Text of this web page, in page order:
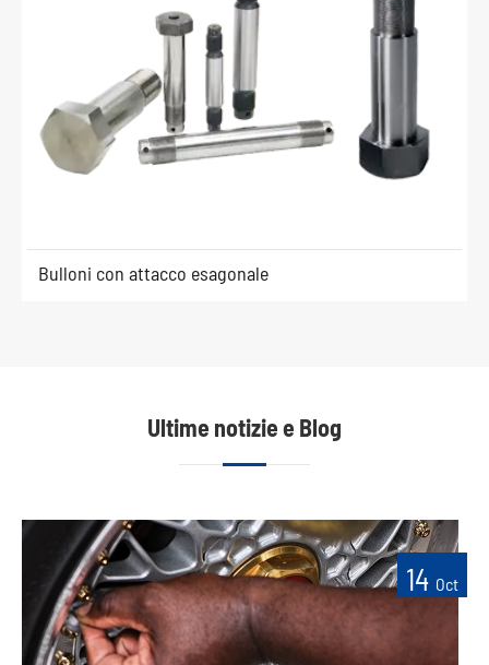
Bulloni con attacco esagonale
Ultime notizie e Blog
14 Oct